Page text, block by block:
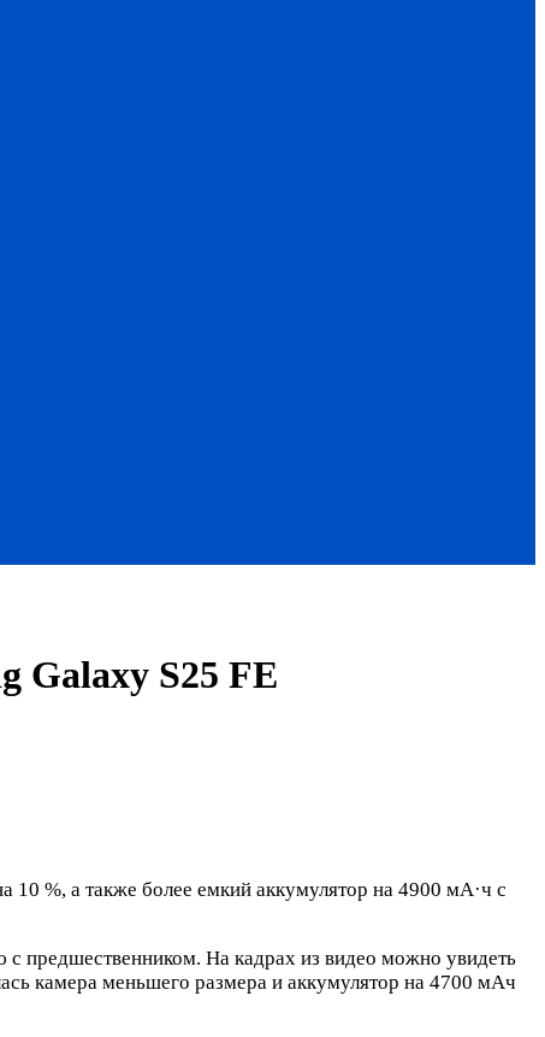
Galaxy S25 FE
%, а также более емкий аккумулятор на 4900 мА·ч с
с предшественником. На кадрах из видео можно увидеть
камера меньшего размера и аккумулятор на 4700 мАч